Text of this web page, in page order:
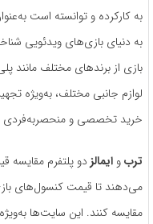
به کارکرده و توانسته است
به دنیای بازی‌های ویدئویی
بازی از برندهای مختلف مانند
لوازم جانبی مختلف، به‌ویژه
خرید تخصصی و منحصربه‌فردی
تربو ایمالز دو پلتفرم مقایسه
می‌دهند تا قیمت کنسول‌های
مقایسه کنند. این سایت‌ها